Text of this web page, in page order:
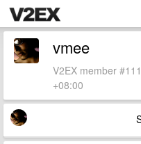
vmee
V2EX member
+08:00